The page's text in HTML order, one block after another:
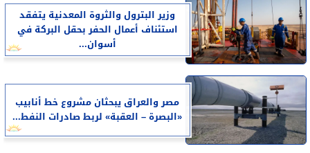
وزير البترول والثروة المعدنية يتفقد
استئناف أعمال الحفر بحقل البركة في
أسوان...
مصر والعراق يبحثان مشروع خط أنابيب
«البصرة – العقبة» لربط صادرات النفط...